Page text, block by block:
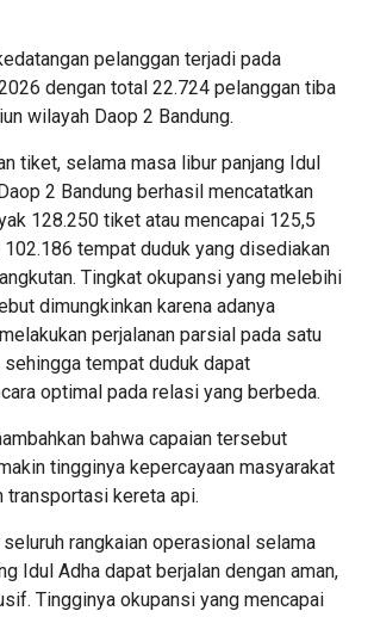
pelanggan terjadi pada
dengan total 22.724 pelanggan tiba
wilayah Daop 2 Bandung.
tiket, selama masa libur panjang Idul
2 Bandung berhasil mencatatkan
128.250 tiket atau mencapai 125,5
tempat duduk yang disediakan
Tingkat okupansi yang melebihi
dimungkinkan karena adanya
perjalanan parsial pada satu
tempat duduk dapat
optimal pada relasi yang berbeda.
bahwa capaian tersebut
tingginya kepercayaan masyarakat
transportasi kereta api.
rangkaian operasional selama
Idul Adha dapat berjalan dengan aman,
Tingginya okupansi yang mencapai